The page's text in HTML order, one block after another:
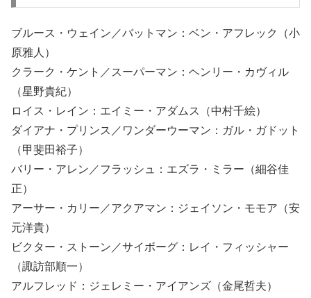
ブルース・ウェイン／バットマン：ベン・アフレック（小
原雅人）
クラーク・ケント／スーパーマン：ヘンリー・カヴィル
（星野貴紀）
ロイス・レイン：エイミー・アダムス（中村千絵）
ダイアナ・プリンス／ワンダーウーマン：ガル・ガドット
（甲斐田裕子）
バリー・アレン／フラッシュ：エズラ・ミラー（細谷佳
正）
アーサー・カリー／アクアマン：ジェイソン・モモア（安
元洋貴）
ビクター・ストーン／サイボーグ：レイ・フィッシャー
（諏訪部順一）
アルフレッド：ジェレミー・アイアンズ（金尾哲夫）